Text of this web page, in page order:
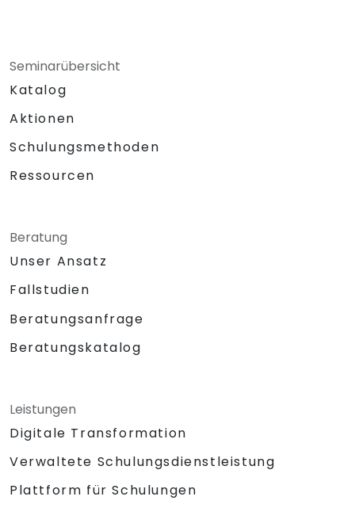
Seminarübersicht
Katalog
Aktionen
Schulungsmethoden
Ressourcen
Beratung
Unser Ansatz
Fallstudien
Beratungsanfrage
Beratungskatalog
Leistungen
Digitale Transformation
Verwaltete Schulungsdienstleistung
Plattform für Schulungen